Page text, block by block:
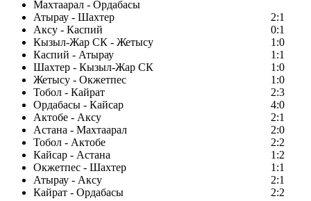
Махтаарал - Ордабасы
Атырау - Шахтер
2:1
Аксу - Каспий
0:1
Кызыл-Жар СК - Жетысу
1:0
Каспий - Атырау
1:1
Шахтер - Кызыл-Жар СК
1:0
Жетысу - Окжетпес
1:0
Тобол - Кайрат
2:3
Ордабасы - Кайсар
4:0
Актобе - Аксу
2:1
Астана - Махтаарал
2:0
Тобол - Актобе
2:2
Кайсар - Астана
1:2
Окжетпес - Шахтер
1:1
Атырау - Аксу
2:1
Кайрат - Ордабасы
2:2